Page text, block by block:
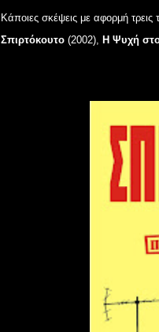
Κάποιες σκέψεις με αφορμή τρεις
Σπιρτόκουτο (2002), Η Ψυχή